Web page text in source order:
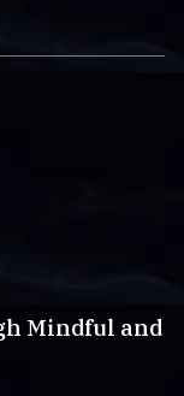
Mindful and